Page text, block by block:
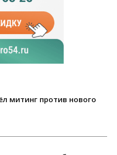
митинг против нового